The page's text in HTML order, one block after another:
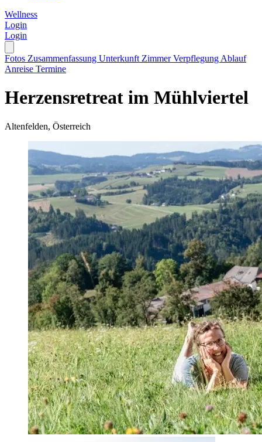
Wellness
Login
Login
Fotos Zusammenfassung Unterkunft ZimmerVerpflegung Ablauf
Anreise Termine
Herzensretreat im Mühlviertel
Altenfelden, Österreich